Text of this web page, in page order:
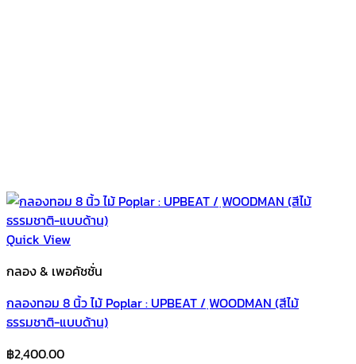
Quick View
กลอง & เพอคัชชั่น
กลองทอม 8 นิ้ว ไม้ Poplar : UPBEAT / ฺWOODMAN (สีไม้
ธรรมชาติ-แบบด้าน)
฿2,400.00